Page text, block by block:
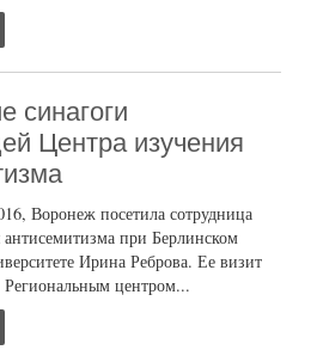
синагоги
Центра изучения
Воронеж посетила сотрудница
при Берлинском
Ирина Реброва. Ее визит
Региональным центром...